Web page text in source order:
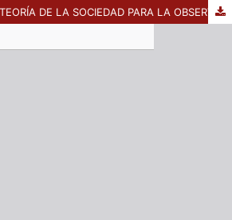
¿ES POSIBLE UNA TEORÍA DE LA SOCIEDAD PARA LA OBSERVACIÓN DE AMÉRICA LATINA? ENTREVISTA CON JAVIER TORRES NAFARRATE SOBRE LA PROPUESTA TEÓRICA DE NIKLAS LUHMANN